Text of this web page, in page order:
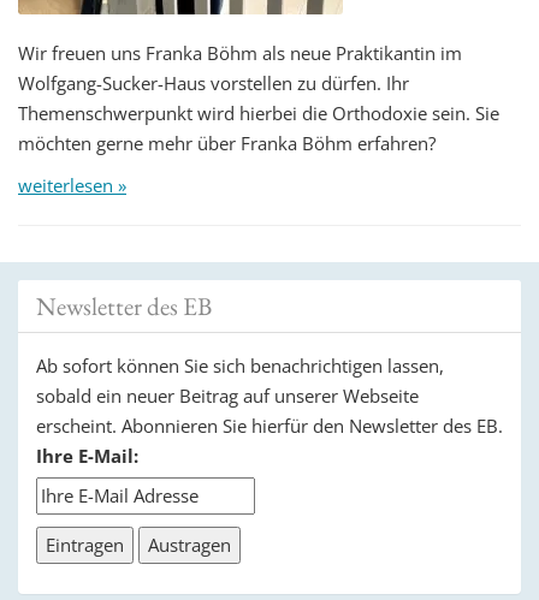
Wir freuen uns Franka Böhm als neue Praktikantin im
Wolfgang-Sucker-Haus vorstellen zu dürfen. Ihr
Themenschwerpunkt wird hierbei die Orthodoxie sein. Sie
möchten gerne mehr über Franka Böhm erfahren?
weiterlesen »
Newsletter des EB
Ab sofort können Sie sich benachrichtigen lassen,
sobald ein neuer Beitrag auf unserer Webseite
erscheint. Abonnieren Sie hierfür den Newsletter des EB.
Ihre E-Mail: